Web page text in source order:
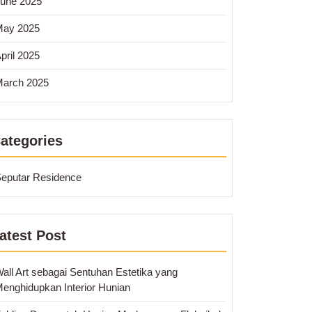
2025
2025
2025
Residence
Post
Art sebagai Sentuhan Estetika yang
Interior Hunian